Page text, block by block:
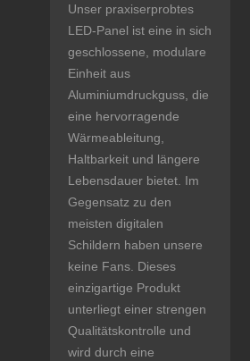
Unser praxiserprobtes
LED-Panel ist eine in sich
geschlossene, modulare
Einheit aus
Aluminiumdruckguss, die
eine hervorragende
Wärmeableitung,
Haltbarkeit und längere
Lebensdauer bietet. Im
Gegensatz zu den
meisten digitalen
Schildern haben unsere
keine Fans. Dieses
einzigartige Produkt
unterliegt einer strengen
Qualitätskontrolle und
wird durch eine